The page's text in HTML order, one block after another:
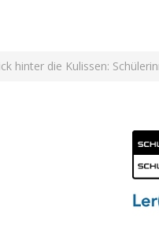
hinter die Kulissen: